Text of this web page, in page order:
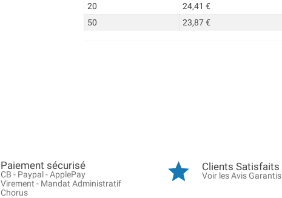
20
24,41 €
50
23,87 €
Paiement sécurisé
CB - Paypal - ApplePay
Virement - Mandat Administratif
Chorus
Clients Satisfaits
Voir les Avis Garantis